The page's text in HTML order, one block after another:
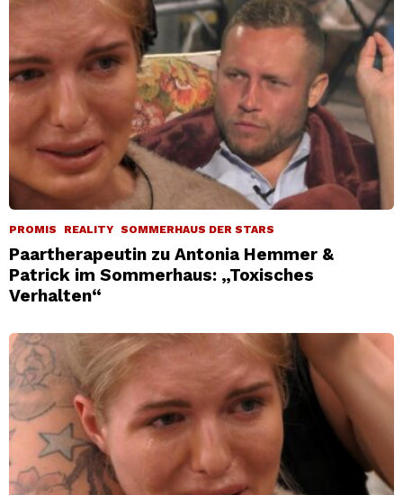
PROMIS REALITY SOMMERHAUS DER STARS
Paartherapeutin zu Antonia Hemmer &
Patrick im Sommerhaus: „Toxisches
Verhalten“